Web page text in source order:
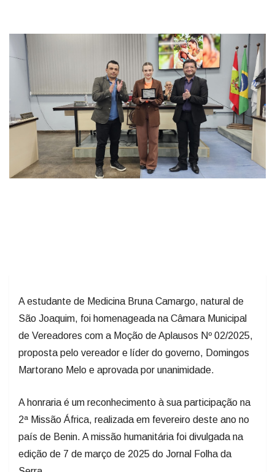
São Joaquim, foi homenageada na Câmara Municipal
de Vereadores com a Moção de Aplausos Nº 02/2025,
proposta pelo vereador e líder do governo, Domingos
Martorano Melo e aprovada por unanimidade.
2ª Missão África, realizada em fevereiro deste ano no
país de Benin. A missão humanitária foi divulgada na
edição de 7 de março de 2025 do Jornal Folha da
Serra.